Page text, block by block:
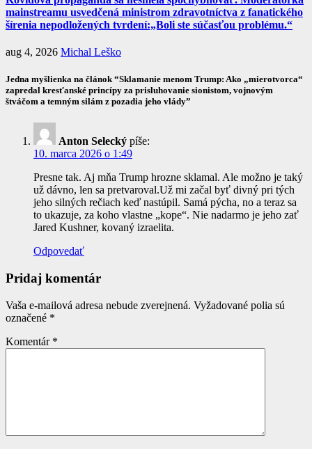
mainstreamu usvedčená ministrom zdravotníctva z fanatického
šírenia nepodložených tvrdení:„Boli ste súčasťou problému.“
aug 4, 2026 Michal Leško
Jedna myšlienka na článok “Sklamanie menom Trump: Ako „mierotvorca“
zapredal kresťanské princípy za prisluhovanie sionistom, vojnovým
štváčom a temným silám z pozadia jeho vlády”
Anton Selecký píše:
10. marca 2026 o 1:49
Presne tak. Aj mňa Trump hrozne sklamal. Ale možno je taký
už dávno, len sa pretvaroval.Už mi začal byť divný pri tých
jeho silných rečiach keď nastúpil. Samá pýcha, no a teraz sa
to ukazuje, za koho vlastne „kope“. Nie nadarmo je jeho zať
Jared Kushner, kovaný izraelita.
Odpovedať
Pridaj komentár
Vaša e-mailová adresa nebude zverejnená. Vyžadované polia sú
označené *
Komentár *